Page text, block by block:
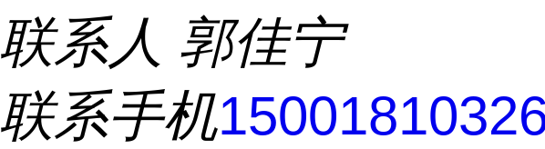
联系人 郭佳宁
联系手机